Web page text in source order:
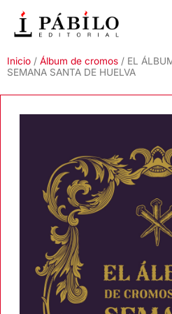
contenido
Inicio / Álbum de cromos / EL
SEMANA SANTA DE HUELVA